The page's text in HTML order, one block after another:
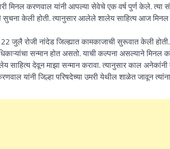
मिनल करणवाल यांनी आपल्या सेवेचे एक वर्ष पुर्ण केले. त्या
सुचना केली होती. त्यानुसार आलेले शालेय साहित्य आज
जुलै रोजी नांदेड जिल्ह्यात कामकाजाची सुरूवात केली
सन्मान होत असतो. याची कल्पना असल्याने मिनल
साहित्य देवून माझा सन्मान करावा. त्यानुसार काल अनेकांनी
यांनी जिल्हा परिषदेच्या उमरी येथील शाळेत जावून